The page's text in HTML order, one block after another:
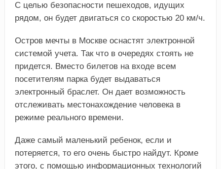
С целью безопасности пешеходов, идущих
рядом, он будет двигаться со скоростью 20 км/ч.
Остров мечты в Москве оснастят электронной
системой учета. Так что в очередях стоять не
придется. Вместо билетов на входе всем
посетителям парка будет выдаваться
электронный браслет. Он дает возможность
отслеживать местонахождение человека в
режиме реального времени.
Даже самый маленький ребенок, если и
потеряется, то его очень быстро найдут. Кроме
этого, с помощью информационных технологий